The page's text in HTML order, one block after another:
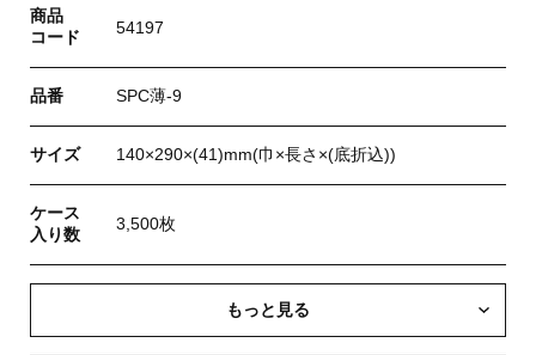
商品
コード
54197
品番 SPC薄-9
サイズ 140×290×(41)mm(巾×長さ×(底折込))
ケース
入り数
3,500枚
もっと見る